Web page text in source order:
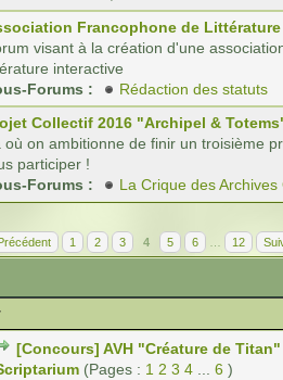
Francophone de
visant à la création d'une
interactive
Forums :
Rédaction des statuts
Collectif 2016 "Archipel &
où on ambitionne de finir un troisième
participer !
Forums :
La Crique des Archives
1 2 3 4 5 6 12
[Concours] AVH "Créature de
(Pages : 1 2 3 4 6 )